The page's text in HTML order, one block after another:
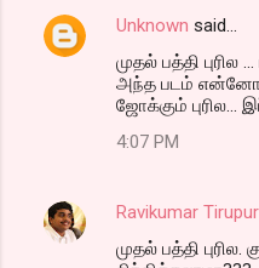
Unknown said…
முதல் பத்தி
அந்த படம்
ஜோக்கும் புரில...
4:07 PM
Ravikumar Tirupur
முதல் பத்தி புரில.